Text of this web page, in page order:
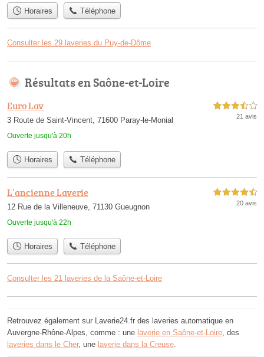
Horaires Téléphone
Consulter les 29 laveries du Puy-de-Dôme
Résultats en Saône-et-Loire
Euro Lav
3 Route de Saint-Vincent, 71600 Paray-le-Monial
Ouverte jusqu'à 20h
3,5 étoiles sur 5
21 avis
Horaires Téléphone
L’ancienne Laverie
12 Rue de la Villeneuve, 71130 Gueugnon
Ouverte jusqu'à 22h
4,5 étoiles sur 5
20 avis
Horaires Téléphone
Consulter les 21 laveries de la Saône-et-Loire
Retrouvez également sur Laverie24.fr des laveries automatique en
Auvergne-Rhône-Alpes, comme : une laverie en Saône-et-Loire, des
laveries dans le Cher, une laverie dans la Creuse.